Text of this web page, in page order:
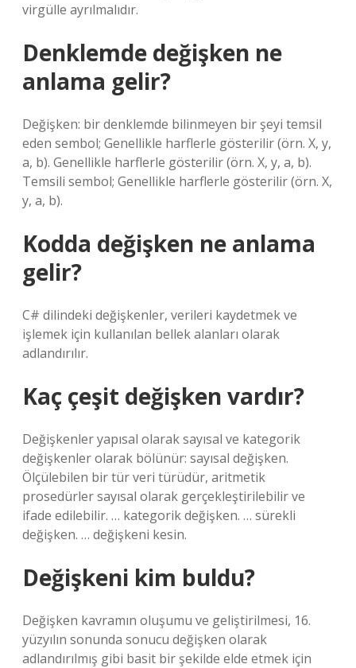
virgülle ayrılmalıdır.
Denklemde değişken ne
anlama gelir?
Değişken: bir denklemde bilinmeyen bir şeyi temsil
eden sembol; Genellikle harflerle gösterilir (örn. X, y,
a, b). Genellikle harflerle gösterilir (örn. X, y, a, b).
Temsili sembol; Genellikle harflerle gösterilir (örn. X,
y, a, b).
Kodda değişken ne anlama
gelir?
C# dilindeki değişkenler, verileri kaydetmek ve
işlemek için kullanılan bellek alanları olarak
adlandırılır.
Kaç çeşit değişken vardır?
Değişkenler yapısal olarak sayısal ve kategorik
değişkenler olarak bölünür: sayısal değişken.
Ölçülebilen bir tür veri türüdür, aritmetik
prosedürler sayısal olarak gerçekleştirilebilir ve
ifade edilebilir. … kategorik değişken. … sürekli
değişken. … değişkeni kesin.
Değişkeni kim buldu?
Değişken kavramın oluşumu ve geliştirilmesi, 16.
yüzyılın sonunda sonucu değişken olarak
adlandırılmış gibi basit bir şekilde elde etmek için